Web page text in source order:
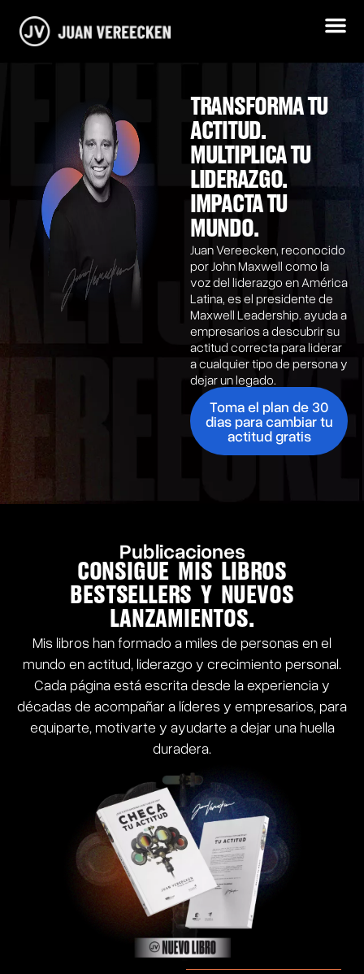
contenido
TRANSFORMA TU
ACTITUD.
MULTIPLICA TU
LIDERAZGO.
IMPACTA TU
MUNDO.
Juan Vereecken, reconocido
por John Maxwell como la
voz del liderazgo en América
Latina, es el presidente de
Maxwell Leadership. ayuda a
empresarios a descubrir su
actitud correcta para liderar
a cualquier tipo de persona y
dejar un legado.
Toma el plan de 30
dias para cambiar tu
actitud gratis
Publicaciones
CONSIGUE MIS LIBROS
BESTSELLERS Y NUEVOS
LANZAMIENTOS.
Mis libros han formado a miles de personas en el
mundo en actitud, liderazgo y crecimiento personal.
Cada página está escrita desde la experiencia y
décadas de acompañar a líderes y empresarios, para
equiparte, motivarte y ayudarte a dejar una huella
duradera.